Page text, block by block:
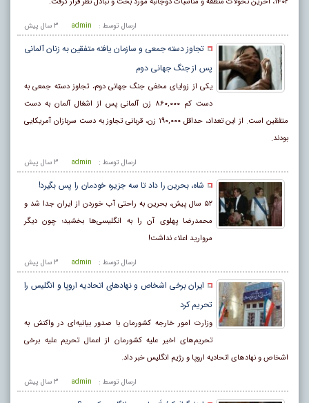
3 سال پيش ارسال توسط : admin
تجاوز دسته جمعی و سازمان یافته متفقین به زنان آلمانی
پس از جنگ جهانی دوم
یکی از زوایای مخفی جنگ جهانی دوم، تجاوز دسته جمعی به
دست کم ۸۶۰,۰۰۰ زن آلمانی پس از اشغال آلمان به دست
متفقین است. از این تعداد، حداقل ۱۹۰,۰۰۰ زن، قربانی تجاوز به دست سربازان آمریکایی
بودند.
3 سال پيش ارسال توسط : admin
شاه، بحرین را داد تا سه جزیره خودمان را پس بگیرد!
۵۲ سال پیش، بحرین به راحتی آب خوردن از ایران جدا شد و
محمدرضا پهلوی آن را به انگلیسی‌ها بخشید؛ چون دیگر
مروارید اعلاء نداشت!
3 سال پيش ارسال توسط : admin
ایران برخی اشخاص و نهادهای اتحادیه اروپا و انگلیس را
تحریم کرد
وزارت امور خارجه کشورمان با صدور بیانیه‌ای در واکنش به
تحریم‌های اخیر علیه کشورمان از اعمال تحریم علیه برخی
اشخاص و نهادهای اتحادیه اروپا و رژیم انگلیس خبر داد.
3 سال پيش ارسال توسط : admin